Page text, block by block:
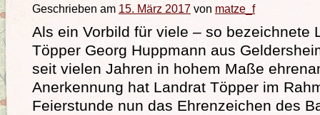
Geschrieben am 15. März 2017 von matze_f
Als ein Vorbild für viele – so bezeichnete
Töpper Georg Huppmann aus
seit vielen Jahren in hohem Maße
Anerkennung hat Landrat Töpper im
Feierstunde nun das Ehrenzeichen des